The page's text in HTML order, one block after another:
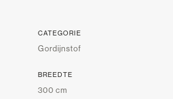
CATEGORIE
Gordijnstof
BREEDTE
300 cm